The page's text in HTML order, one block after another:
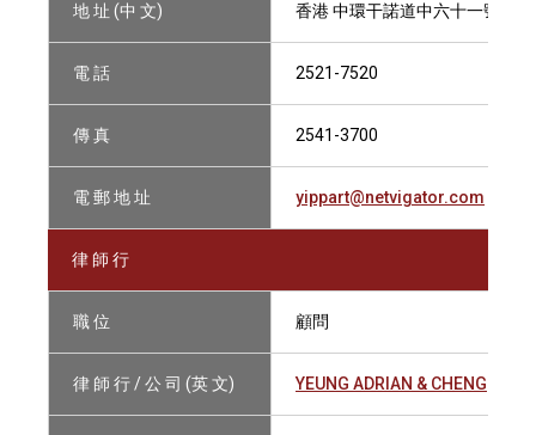
地 址 (中 文) 香港 中環干諾道中六十一號福
電 話 2521-7520
傳 真 2541-3700
電 郵 地 址 yippart@netvigator.com
律 師 行
職 位 顧問
律 師 行 / 公 司 (英 文) YEUNG ADRIAN & CHENG